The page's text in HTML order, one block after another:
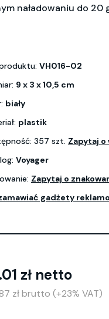
naładowaniu do 20
VH016-02
9 x 3 x 10,5 cm
biały
plastik
357 szt. Zapytaj o
Voyager
Zapytaj o
gadżety
zł netto
zł brutto (+23% VAT)